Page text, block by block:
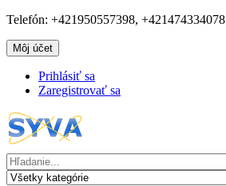
Telefón: +421950557398, +421474334078
Môj účet
Prihlásiť sa
Zaregistrovať sa